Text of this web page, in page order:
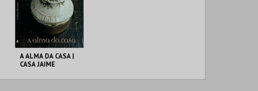
A ALMA DA CASA |
CASA JAIME
C. M. TORRES